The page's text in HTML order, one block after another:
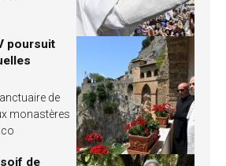
poursuit
de
monastères
soif de